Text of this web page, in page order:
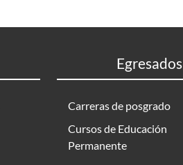
Egresados
Carreras de posgrado
Cursos de Educación
Permanente